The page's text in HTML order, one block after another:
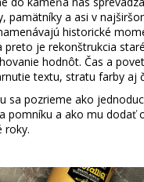
pamätníky a asi v
historické
preto je rekonštrukcia
hodnôt. Čas a
textu, stratu farby aj
sa pozrieme ako
pomníku a ako mu dodať
roky.
Hľadať